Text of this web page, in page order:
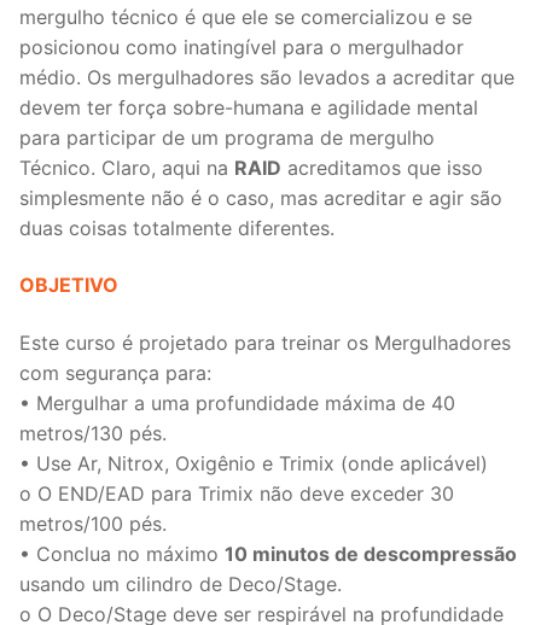
mergulho técnico é que ele se comercializou e se
posicionou como inatingível para o mergulhador
médio. Os mergulhadores são levados a acreditar que
devem ter força sobre-humana e agilidade mental
para participar de um programa de mergulho
Técnico. Claro, aqui na RAID acreditamos que isso
simplesmente não é o caso, mas acreditar e agir são
duas coisas totalmente diferentes.
OBJETIVO
Este curso é projetado para treinar os Mergulhadores
com segurança para:
• Mergulhar a uma profundidade máxima de 40
metros/130 pés.
• Use Ar, Nitrox, Oxigênio e Trimix (onde aplicável)
o O END/EAD para Trimix não deve exceder 30
metros/100 pés.
• Conclua no máximo 10 minutos de descompressão
usando um cilindro de Deco/Stage.
o O Deco/Stage deve ser respirável na profundidade